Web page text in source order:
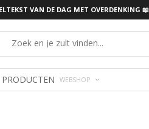
VAN DE DAG MET OVERDENKING 📖
PRODUCTEN WEBSHOP